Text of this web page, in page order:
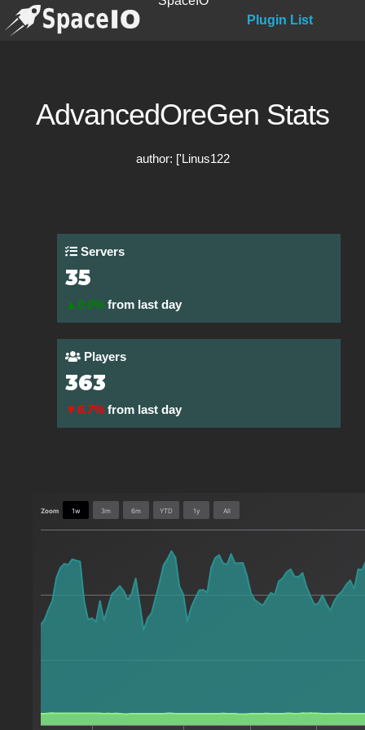
Plugin List
AdvancedOreGen Stats
author: ['Linus122
Servers
35
▲0.0% from last day
Players
363
▼6.7% from last day
Zoom 1w 3m 6m YTD 1y All